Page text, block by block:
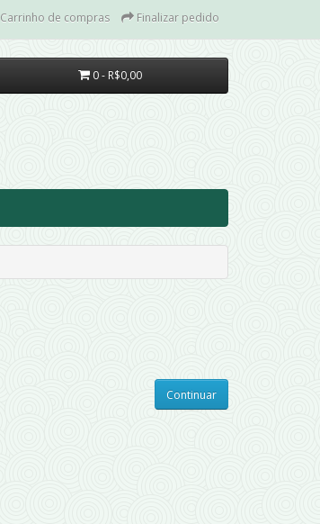
Carrinho de compras Finalizar pedido
0 - R$0,00
Continuar